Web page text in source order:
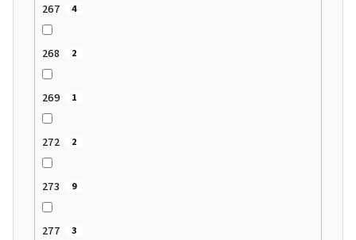
267 4
268 2
269 1
272 2
273 9
277 3